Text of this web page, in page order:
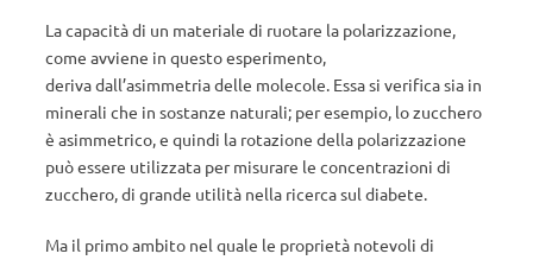
La capacità di un materiale di ruotare la polarizzazione,
come avviene in questo esperimento,
deriva dall’asimmetria delle molecole. Essa si verifica sia in
minerali che in sostanze naturali; per esempio, lo zucchero
è asimmetrico, e quindi la rotazione della polarizzazione
può essere utilizzata per misurare le concentrazioni di
zucchero, di grande utilità nella ricerca sul diabete.
Ma il primo ambito nel quale le proprietà notevoli di